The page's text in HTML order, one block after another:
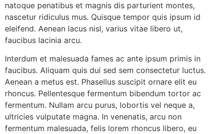
natoque penatibus et magnis dis parturient montes,
nascetur ridiculus mus. Quisque tempor quis ipsum id
eleifend. Aenean lacus nisl, varius vitae libero ut,
faucibus lacinia arcu.
Interdum et malesuada fames ac ante ipsum primis in
faucibus. Aliquam quis dui sed sem consectetur luctus.
Aenean a metus est. Phasellus suscipit ornare elit eu
rhoncus. Pellentesque fermentum bibendum tortor ac
fermentum. Nullam arcu purus, lobortis vel neque a,
ultricies vulputate magna. In venenatis, arcu non
fermentum malesuada, felis lorem rhoncus libero, eu